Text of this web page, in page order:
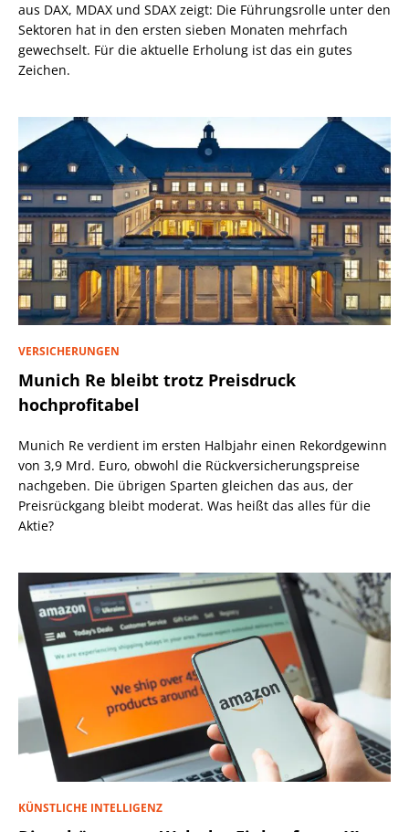
aus DAX, MDAX und SDAX zeigt: Die Führungsrolle unter den
Sektoren hat in den ersten sieben Monaten mehrfach
gewechselt. Für die aktuelle Erholung ist das ein gutes
Zeichen.
VERSICHERUNGEN
Munich Re bleibt trotz Preisdruck
hochprofitabel
Munich Re verdient im ersten Halbjahr einen Rekordgewinn
von 3,9 Mrd. Euro, obwohl die Rückversicherungspreise
nachgeben. Die übrigen Sparten gleichen das aus, der
Preisrückgang bleibt moderat. Was heißt das alles für die
Aktie?
KÜNSTLICHE INTELLIGENZ